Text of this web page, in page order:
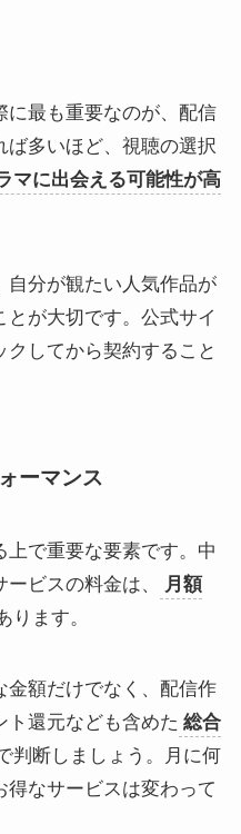
に最も重要なのが、配信
多いほど、視聴の選択
マに出会える可能性が高
自分が観たい人気作品が
が大切です。公式サイ
クしてから契約すること
ーマンス
上で重要な要素です。中
ビスの料金は、
月額
ります。
金額だけでなく、配信作
ト還元なども含めた 総合
判断しましょう。月に何
なサービスは変わって